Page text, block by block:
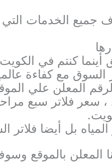
جميع الخدمات التي
مع كفاءة
المعلن علي
سعر فلاتر سبع
بل أيضا فلاتر
المعلن بالموقع